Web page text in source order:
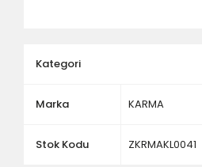
Kategori
Marka KARMA
Stok Kodu ZKRMAKL0041